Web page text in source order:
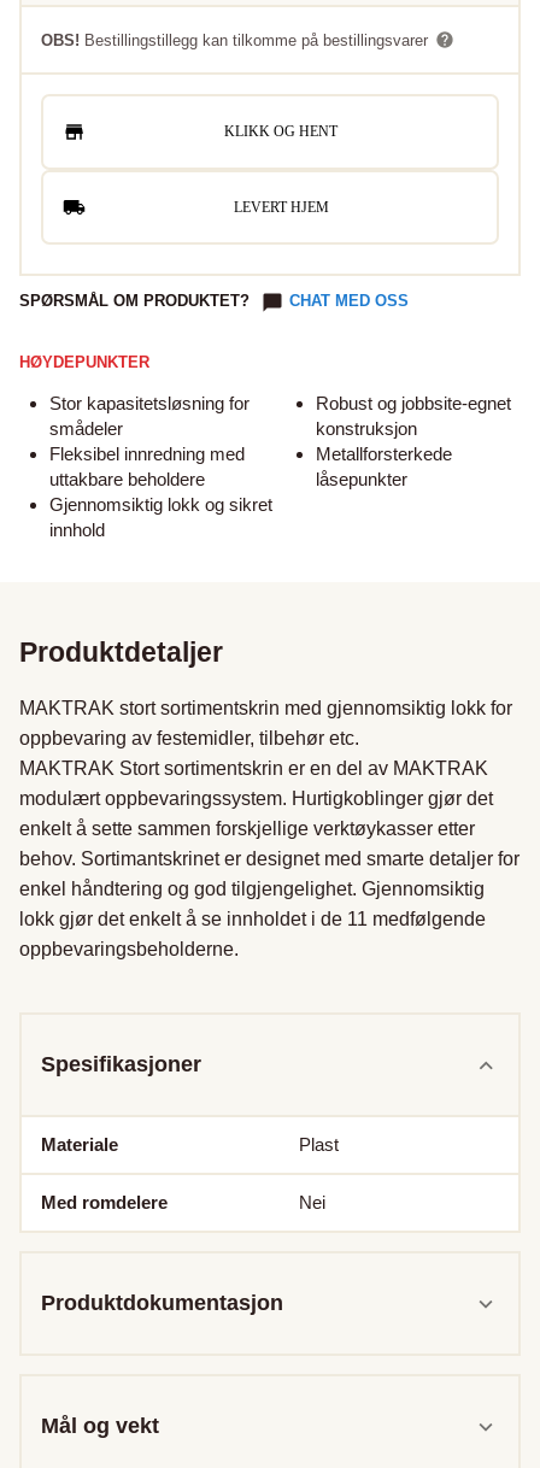
OBS! Bestillingstillegg kan tilkomme på bestillingsvarer
KLIKK OG HENT
LEVERT HJEM
SPØRSMÅL OM PRODUKTET? CHAT MED OSS
HØYDEPUNKTER
Stor kapasitetsløsning for
smådeler
Fleksibel innredning med
uttakbare beholdere
Gjennomsiktig lokk og sikret
innhold
Robust og jobbsite-egnet
konstruksjon
Metallforsterkede
låsepunkter
Produktdetaljer
MAKTRAK stort sortimentskrin med gjennomsiktig lokk for
oppbevaring av festemidler, tilbehør etc.
MAKTRAK Stort sortimentskrin er en del av MAKTRAK
modulært oppbevaringssystem. Hurtigkoblinger gjør det
enkelt å sette sammen forskjellige verktøykasser etter
behov. Sortimantskrinet er designet med smarte detaljer for
enkel håndtering og god tilgjengelighet. Gjennomsiktig
lokk gjør det enkelt å se innholdet i de 11 medfølgende
oppbevaringsbeholderne.
Spesifikasjoner
Materiale Plast
Med romdelere Nei
Produktdokumentasjon
Mål og vekt